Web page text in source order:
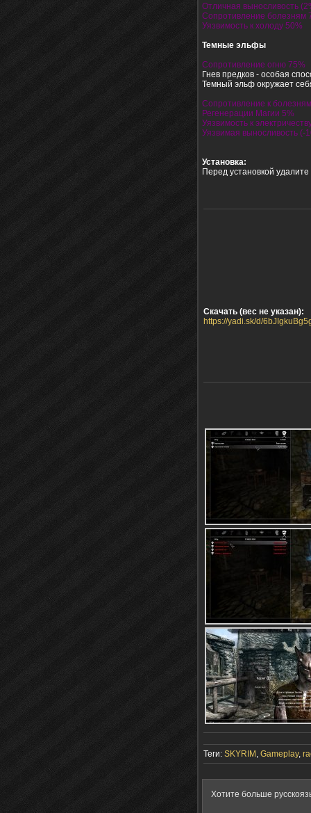
Отличная выносливость
Сопротивление болезням
Уязвимость к холоду 50%
Темные эльфы
Сопротивление огню 75%
Гнев предков - особая
Темный эльф окружает
Сопротивление к
Регенерации Магии 5%
Уязвимость к
Уязвимая выносливость (-
Установка:
Перед установкой
Скачать (вес не указан):
https://yadi.sk/d/
Теги: SKYRIM , Gameplay,
Хотите больше